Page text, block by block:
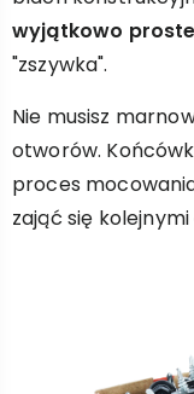
wyjątkowo proste
"zszywka".
Nie musisz
otworów.
proces
zająć się